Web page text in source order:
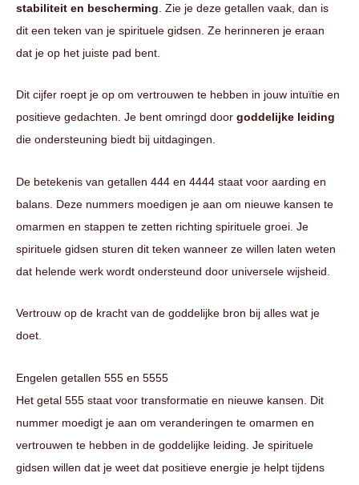
stabiliteit en bescherming . Zie je deze getallen vaak, dan is
dit een teken van je spirituele gidsen. Ze herinneren je eraan
dat je op het juiste pad bent.
Dit cijfer roept je op om vertrouwen te hebben in jouw intuïtie en
positieve gedachten. Je bent omringd door goddelijke leiding
die ondersteuning biedt bij uitdagingen.
De betekenis van getallen 444 en 4444 staat voor aarding en
balans. Deze nummers moedigen je aan om nieuwe kansen te
omarmen en stappen te zetten richting spirituele groei. Je
spirituele gidsen sturen dit teken wanneer ze willen laten weten
dat helende werk wordt ondersteund door universele wijsheid.
Vertrouw op de kracht van de goddelijke bron bij alles wat je
doet.
Engelen getallen 555 en 5555
Het getal 555 staat voor transformatie en nieuwe kansen. Dit
nummer moedigt je aan om veranderingen te omarmen en
vertrouwen te hebben in de goddelijke leiding. Je spirituele
gidsen willen dat je weet dat positieve energie je helpt tijdens